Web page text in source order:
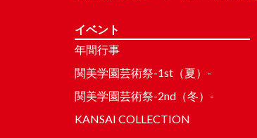
イベント
年間行事
関美学園芸術祭-1st（夏）-
関美学園芸術祭-2nd（冬）-
KANSAI COLLECTION